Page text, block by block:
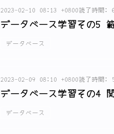
2023-02-10 08:13 +0800読了時間:
データベース学習その5
データベース
2023-02-09 08:10 +0800読了時間:
データベース学習その4
データベース